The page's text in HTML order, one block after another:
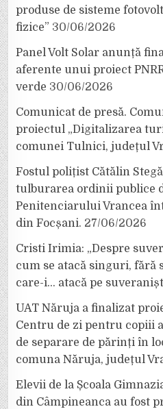
produse de sisteme
fizice” 30/06/2026
Panel Volt Solar anunță
aferente unui proiect
verde 30/06/2026
Comunicat de presă.
proiectul „Digitalizarea
comunei Tulnici, județul
Fostul polițist Cătălin
tulburarea ordinii publice
Penitenciarului Vrancea
din Focșani. 27/06/2026
Cristi Irimia: „Despre
cum se atacă singuri, fără
care-i… atacă pe
UAT Năruja a finalizat
Centru de zi pentru copiii
de separare de părinți în
comuna Năruja, județul
Elevii de la Școala
din Câmpineanca au fost